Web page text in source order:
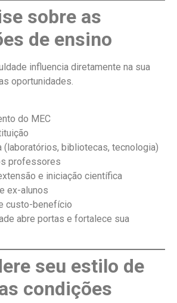
sobre as
de ensino
influencia diretamente na sua
oportunidades.
do MEC
(laboratórios, bibliotecas, tecnologia)
professores
e iniciação científica
ex-alunos
custo-benefício
abre portas e fortalece sua
seu estilo de
condições